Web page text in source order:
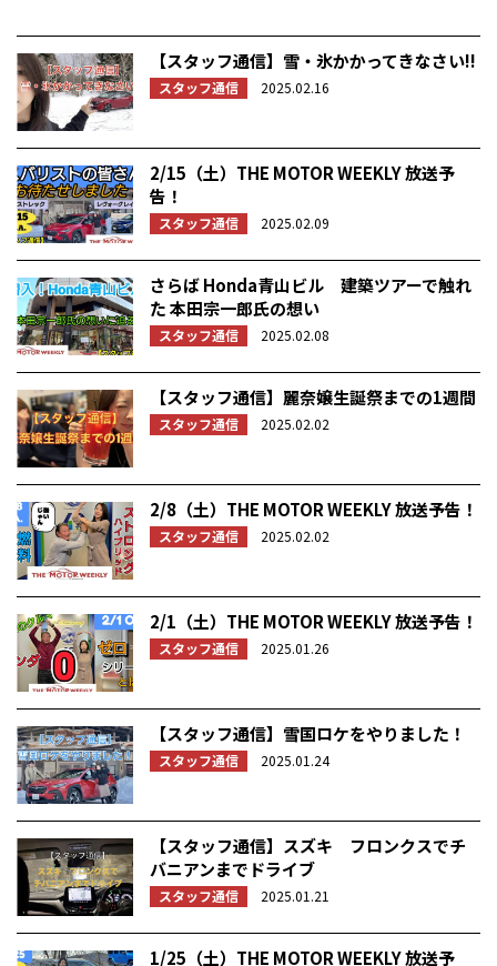
【スタッフ通信】雪・氷かかってきなさい!!
スタッフ通信 2025.02.16
2/15（土）THE MOTOR WEEKLY 放送予
告！
スタッフ通信 2025.02.09
さらば Honda青山ビル 建築ツアーで触れ
た 本田宗一郎氏の想い
スタッフ通信 2025.02.08
【スタッフ通信】麗奈嬢生誕祭までの1週間
スタッフ通信 2025.02.02
2/8（土）THE MOTOR WEEKLY 放送予告！
スタッフ通信 2025.02.02
2/1（土）THE MOTOR WEEKLY 放送予告！
スタッフ通信 2025.01.26
【スタッフ通信】雪国ロケをやりました！
スタッフ通信 2025.01.24
【スタッフ通信】スズキ フロンクスでチ
バニアンまでドライブ
スタッフ通信 2025.01.21
1/25（土）THE MOTOR WEEKLY 放送予